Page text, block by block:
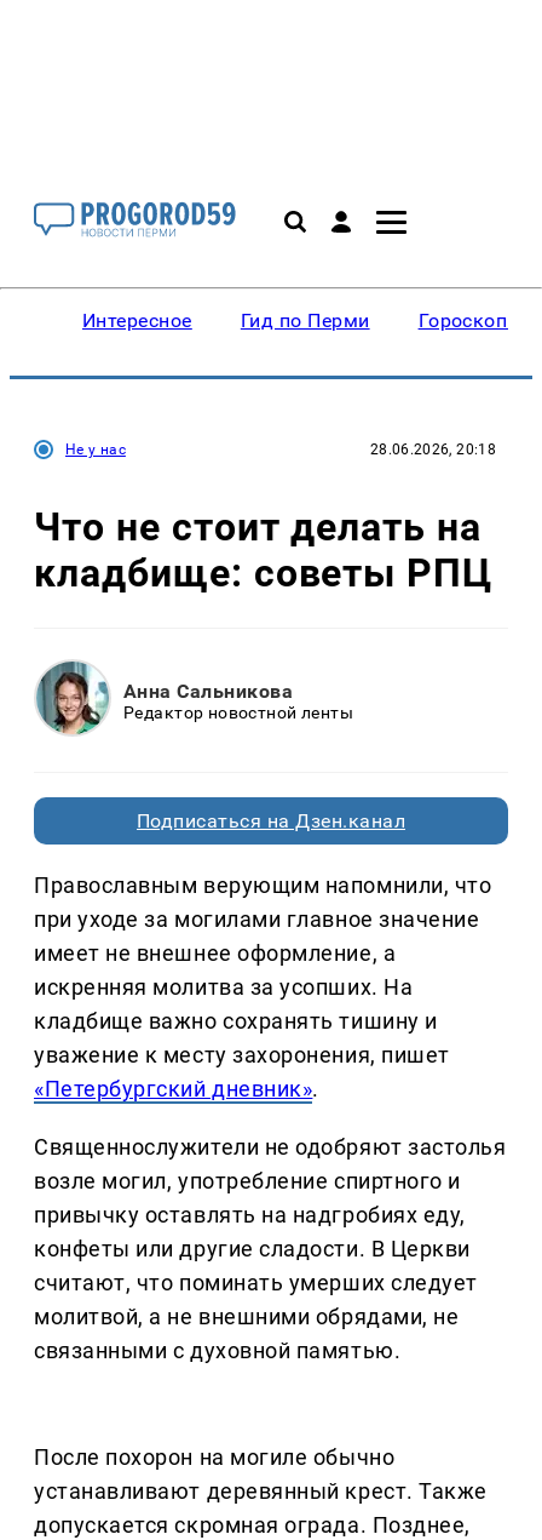
Интересное Гид по Перми Гороскопы
Не у нас 28.06.2026, 20:18
Что не стоит делать на
кладбище: советы РПЦ
Анна Сальникова
Редактор новостной ленты
Подписаться на Дзен.канал
Православным верующим напомнили, что
при уходе за могилами главное значение
имеет не внешнее оформление, а
искренняя молитва за усопших. На
кладбище важно сохранять тишину и
уважение к месту захоронения, пишет
«Петербургский дневник».
Священнослужители не одобряют застолья
возле могил, употребление спиртного и
привычку оставлять на надгробиях еду,
конфеты или другие сладости. В Церкви
считают, что поминать умерших следует
молитвой, а не внешними обрядами, не
связанными с духовной памятью.
После похорон на могиле обычно
устанавливают деревянный крест. Также
допускается скромная ограда. Позднее,